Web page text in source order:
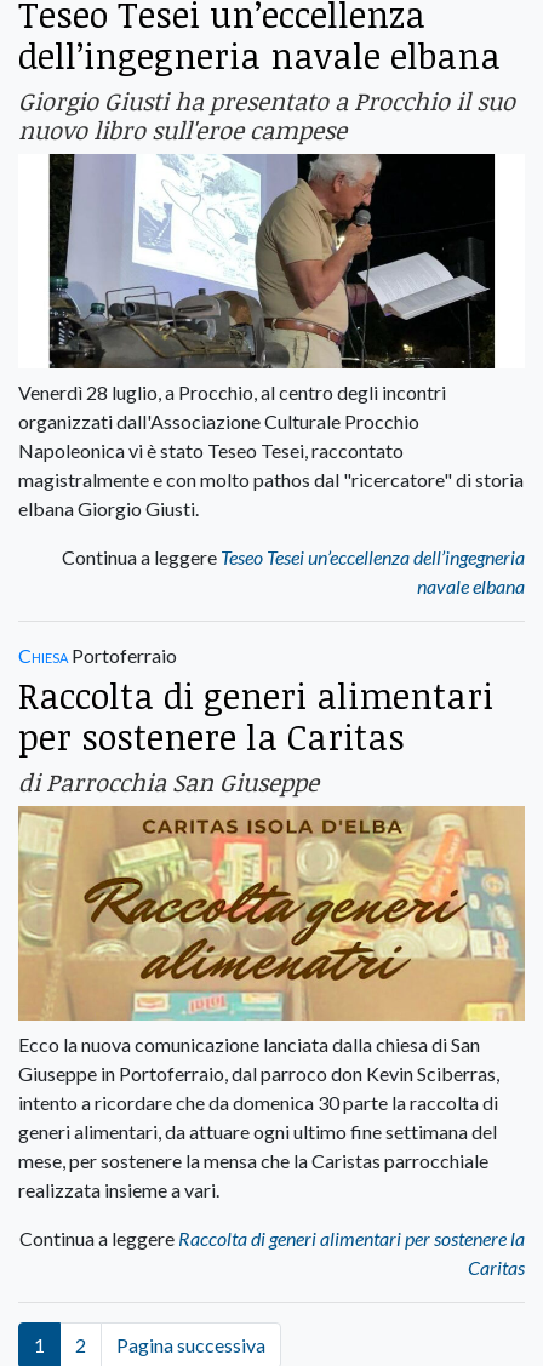
Teseo Tesei un’eccellenza
dell’ingegneria navale elbana
Giorgio Giusti ha presentato a Procchio il suo
nuovo libro sull'eroe campese
Venerdì 28 luglio, a Procchio, al centro degli incontri
organizzati dall'Associazione Culturale Procchio
Napoleonica vi è stato Teseo Tesei, raccontato
magistralmente e con molto pathos dal "ricercatore" di storia
elbana Giorgio Giusti.
Continua a leggere Teseo Tesei un’eccellenza dell’ingegneria
navale elbana
Chiesa Portoferraio
Raccolta di generi alimentari
per sostenere la Caritas
di Parrocchia San Giuseppe
Ecco la nuova comunicazione lanciata dalla chiesa di San
Giuseppe in Portoferraio, dal parroco don Kevin Sciberras,
intento a ricordare che da domenica 30 parte la raccolta di
generi alimentari, da attuare ogni ultimo fine settimana del
mese, per sostenere la mensa che la Caristas parrocchiale
realizzata insieme a vari.
Continua a leggere Raccolta di generi alimentari per sostenere la
Caritas
1 2 Pagina successiva